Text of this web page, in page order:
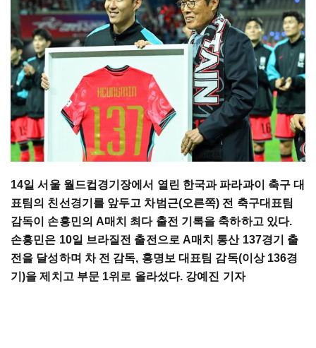
14일 서울 월드컵경기장에서 열린 한국과 파라과이 축구 대
표팀의 친선경기를 앞두고 차범근(오른쪽) 전 축구대표팀
감독이 손흥민의 A매치 최다 출전 기록을 축하하고 있다.
손흥민은 10일 브라질전 출전으로 A매치 통산 137경기 출
전을 달성하며 차 전 감독, 홍명보 대표팀 감독(이상 136경
기)을 제치고 부문 1위로 올라섰다. 강예진 기자